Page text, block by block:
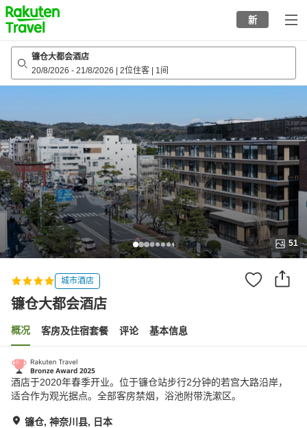
to
top
page
新
镰仓大都会酒店
20/8/2026 - 21/8/2026 2位住客 1间
51
城市酒店
镰仓大都会酒店
概况 客房及住宿套餐 评论 基本信息
酒店于2020年春季开业。位于镰仓站步行2分钟的若宫大路沿岸，
适合作为观光据点。全部客房禁烟，浴池附带洗漱区。
镰仓, 神奈川县, 日本